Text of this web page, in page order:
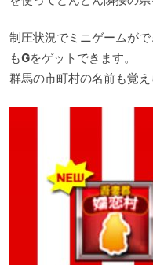
制圧状況でミニゲームが
もGをゲットできます。
群馬の市町村の名前も覚え